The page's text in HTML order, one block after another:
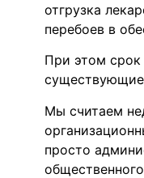
отгрузка
перебоев в
При этом срок
существующие
Мы считаем
просто